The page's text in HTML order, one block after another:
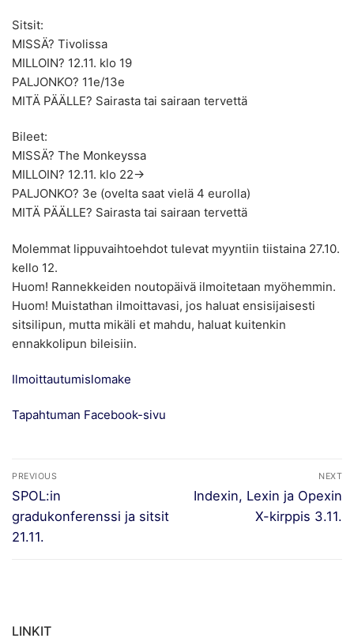
Sitsit:
MISSÄ? Tivolissa
MILLOIN? 12.11. klo 19
PALJONKO? 11e/13e
MITÄ PÄÄLLE? Sairasta tai sairaan tervettä
Bileet:
MISSÄ? The Monkeyssa
MILLOIN? 12.11. klo 22→
PALJONKO? 3e (ovelta saat vielä 4 eurolla)
MITÄ PÄÄLLE? Sairasta tai sairaan tervettä
Molemmat lippuvaihtoehdot tulevat myyntiin tiistaina 27.10.
kello 12.
Huom! Rannekkeiden noutopäivä ilmoitetaan myöhemmin.
Huom! Muistathan ilmoittavasi, jos haluat ensisijaisesti
sitsilipun, mutta mikäli et mahdu, haluat kuitenkin
ennakkolipun bileisiin.
Ilmoittautumislomake
Tapahtuman Facebook-sivu
Artikkelien
selaus
PREVIOUS
Previous
post:
SPOL:in
gradukonferenssi ja sitsit
21.11.
NEXT
Next
Indexin, Lexin ja Opexin
X-kirppis 3.11.
LINKIT